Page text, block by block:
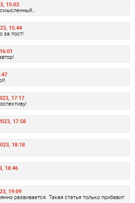
15:03
15:44
за пост!
17:17
17:58
18:18
18:46
19:09
развивается. Такая статья только прибавит